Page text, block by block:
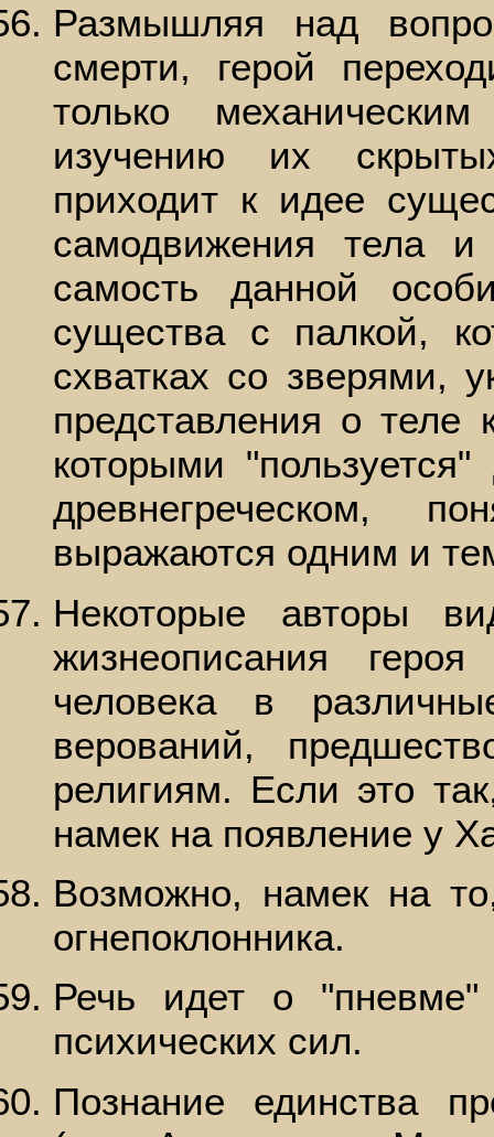
Размышляя над
смерти, герой
только
изучению их
приходит к идее
самодвижения тела
самость данной
существа с палкой,
схватках со зверями,
представления о теле
которыми
древнегреческом,
выражаются одним и
Некоторые авторы
жизнеописания
человека в
верований,
религиям. Если это
намек на появление у
Возможно, намек на
огнепоклонника.
Речь идет о "пневме"
психических сил.
Познание единства